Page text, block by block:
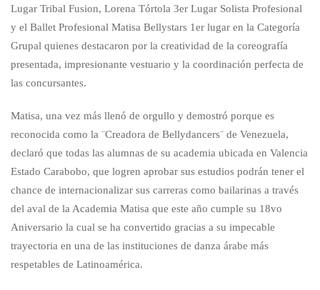
Lugar Tribal Fusion, Lorena Tórtola 3er Lugar Solista Profesional
y el Ballet Profesional Matisa Bellystars 1er lugar en la Categoría
Grupal quienes destacaron por la creatividad de la coreografía
presentada, impresionante vestuario y la coordinación perfecta de
las concursantes.
Matisa, una vez más llenó de orgullo y demostró porque es
reconocida como la ¨Creadora de Bellydancers¨ de Venezuela,
declaró que todas las alumnas de su academia ubicada en Valencia
Estado Carabobo, que logren aprobar sus estudios podrán tener el
chance de internacionalizar sus carreras como bailarinas a través
del aval de la Academia Matisa que este año cumple su 18vo
Aniversario la cual se ha convertido gracias a su impecable
trayectoria en una de las instituciones de danza árabe más
respetables de Latinoamérica.